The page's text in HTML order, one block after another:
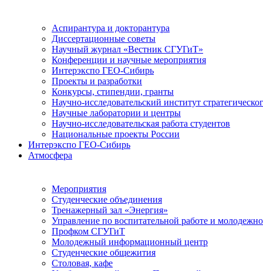
Аспирантура и докторантура
Диссертационные советы
Научный журнал «Вестник СГУГиТ»
Конференции и научные мероприятия
Интерэкспо ГЕО-Сибирь
Проекты и разработки
Конкурсы, стипендии, гранты
Научно-исследовательский институт
Научные лаборатории и центры
Научно-исследовательская работа студентов
Национальные проекты России
Интерэкспо ГЕО-Сибирь
Атмосфера
Мероприятия
Студенческие объединения
Тренажерный зал «Энергия»
Управление по воспитательной работе и
Профком СГУГиТ
Молодежный информационный центр
Студенческие общежития
Столовая, кафе